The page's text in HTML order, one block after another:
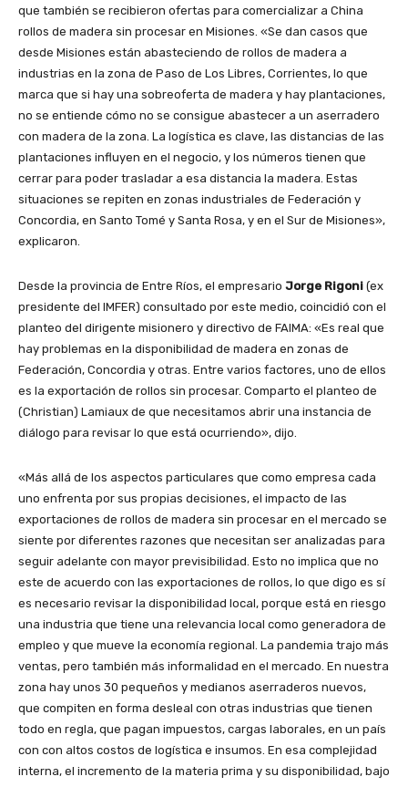
que también se recibieron ofertas para comercializar a China
rollos de madera sin procesar en Misiones. «Se dan casos que
desde Misiones están abasteciendo de rollos de madera a
industrias en la zona de Paso de Los Libres, Corrientes, lo que
marca que si hay una sobreoferta de madera y hay plantaciones,
no se entiende cómo no se consigue abastecer a un aserradero
con madera de la zona. La logística es clave, las distancias de las
plantaciones influyen en el negocio, y los números tienen que
cerrar para poder trasladar a esa distancia la madera. Estas
situaciones se repiten en zonas industriales de Federación y
Concordia, en Santo Tomé y Santa Rosa, y en el Sur de Misiones»,
explicaron.
Desde la provincia de Entre Ríos, el empresario Jorge Rigoni (ex
presidente del IMFER) consultado por este medio, coincidió con el
planteo del dirigente misionero y directivo de FAIMA: «Es real que
hay problemas en la disponibilidad de madera en zonas de
Federación, Concordia y otras. Entre varios factores, uno de ellos
es la exportación de rollos sin procesar. Comparto el planteo de
(Christian) Lamiaux de que necesitamos abrir una instancia de
diálogo para revisar lo que está ocurriendo», dijo.
«Más allá de los aspectos particulares que como empresa cada
uno enfrenta por sus propias decisiones, el impacto de las
exportaciones de rollos de madera sin procesar en el mercado se
siente por diferentes razones que necesitan ser analizadas para
seguir adelante con mayor previsibilidad. Esto no implica que no
este de acuerdo con las exportaciones de rollos, lo que digo es sí
es necesario revisar la disponibilidad local, porque está en riesgo
una industria que tiene una relevancia local como generadora de
empleo y que mueve la economía regional. La pandemia trajo más
ventas, pero también más informalidad en el mercado. En nuestra
zona hay unos 30 pequeños y medianos aserraderos nuevos,
que compiten en forma desleal con otras industrias que tienen
todo en regla, que pagan impuestos, cargas laborales, en un país
con con altos costos de logística e insumos. En esa complejidad
interna, el incremento de la materia prima y su disponibilidad, bajo